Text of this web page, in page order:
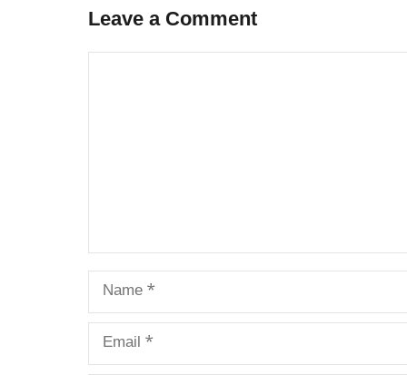
Leave a Comment
Name
Email